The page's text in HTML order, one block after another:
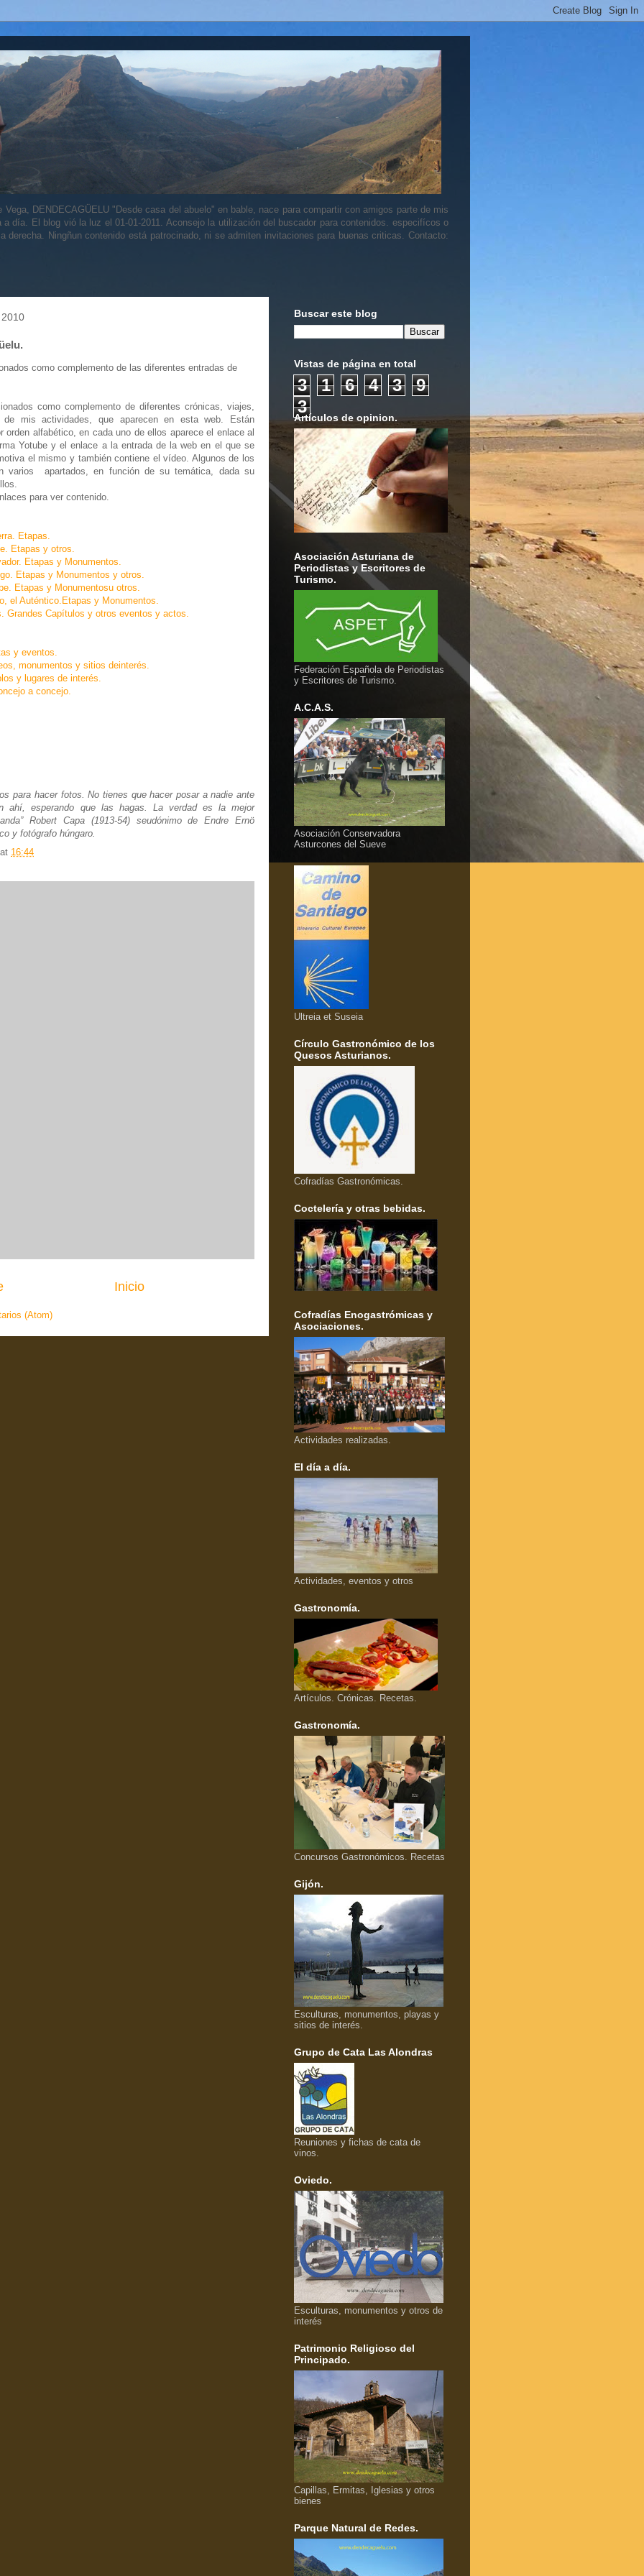
Vega, DENDECAGÜELU "Desde casa del abuelo" en bable, nace para compartir con amigos parte de mis
día. El blog vió la luz el 01-01-2011. Aconsejo la utilización del buscador para contenidos. especifícos o
derecha. Ningñun contenido está patrocinado, ni se admiten invitaciones para buenas criticas. Contacto:
como complemento de las diferentes entradas de
como complemento de diferentes crónicas, viajes,
mis actividades, que aparecen en esta web. Están
orden alfabético, en cada uno de ellos aparece el enlace al
Yotube y el enlace a la entrada de la web en el que se
el mismo y también contiene el vídeo. Algunos de los
varios
apartados, en función de su temática, dada su
para ver contenido.
Etapas.
Etapas y otros.
Etapas y Monumentos.
Etapas y Monumentos y otros.
Etapas y Monumentosu otros.
el Auténtico.Etapas y Monumentos.
Grandes Capítulos y otros eventos y actos.
y eventos.
monumentos y sitios deinterés.
y lugares de interés.
a concejo.
para hacer fotos. No tienes que hacer posar a nadie ante
ahí, esperando que las hagas. La verdad es la mejor
Robert Capa (1913-54) seudónimo de Endre Ernö
y fotógrafo húngaro.
at 16:44
Inicio
(Atom)
Buscar este blog
Vistas de página en total
3 1 6 4 3
9
3
Artículos de opinion.
Asociación Asturiana de
Periodistas y Escritores de
Turismo.
Federación Española de Periodistas
y Escritores de Turismo.
A.C.A.S.
Asociación Conservadora
Asturcones del Sueve
Ultreia et Suseia
Círculo Gastronómico de los
Quesos Asturianos.
Cofradías Gastronómicas.
Coctelería y otras bebidas.
Cofradías Enogastrómicas y
Asociaciones.
Actividades realizadas.
El día a día.
Actividades, eventos y otros
Gastronomía.
Artículos. Crónicas. Recetas.
Gastronomía.
Concursos Gastronómicos. Recetas
Gijón.
Esculturas, monumentos, playas y
sitios de interés.
Grupo de Cata Las Alondras
Reuniones y fichas de cata de
vinos.
Oviedo.
Esculturas, monumentos y otros de
interés
Patrimonio Religioso del
Principado.
Capillas, Ermitas, Iglesias y otros
bienes
Parque Natural de Redes.